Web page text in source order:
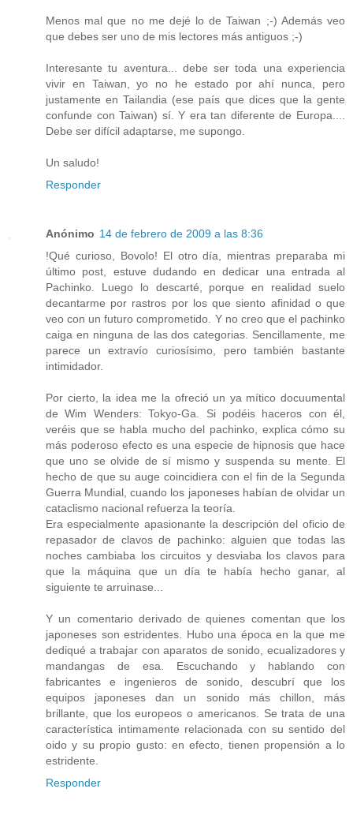
Menos mal que no me dejé lo de Taiwan ;-) Además veo
que debes ser uno de mis lectores más antiguos ;-)
Interesante tu aventura... debe ser toda una experiencia
vivir en Taiwan, yo no he estado por ahí nunca, pero
justamente en Tailandia (ese país que dices que la gente
confunde con Taiwan) sí. Y era tan diferente de Europa....
Debe ser difícil adaptarse, me supongo.
Un saludo!
Responder
Anónimo 14 de febrero de 2009 a las 8:36
!Qué curioso, Bovolo! El otro día, mientras preparaba mi
último post, estuve dudando en dedicar una entrada al
Pachinko. Luego lo descarté, porque en realidad suelo
decantarme por rastros por los que siento afinidad o que
veo con un futuro comprometido. Y no creo que el pachinko
caiga en ninguna de las dos categorias. Sencillamente, me
parece un extravío curiosísimo, pero también bastante
intimidador.
Por cierto, la idea me la ofreció un ya mítico docuumental
de Wim Wenders: Tokyo-Ga. Si podéis haceros con él,
veréis que se habla mucho del pachinko, explica cómo su
más poderoso efecto es una especie de hipnosis que hace
que uno se olvide de sí mismo y suspenda su mente. El
hecho de que su auge coincidiera con el fin de la Segunda
Guerra Mundial, cuando los japoneses habían de olvidar un
cataclismo nacional refuerza la teoría.
Era especialmente apasionante la descripción del oficio de
repasador de clavos de pachinko: alguien que todas las
noches cambiaba los circuitos y desviaba los clavos para
que la máquina que un día te había hecho ganar, al
siguiente te arruinase...
Y un comentario derivado de quienes comentan que los
japoneses son estridentes. Hubo una época en la que me
dediqué a trabajar con aparatos de sonido, ecualizadores y
mandangas de esa. Escuchando y hablando con
fabricantes e ingenieros de sonido, descubrí que los
equipos japoneses dan un sonido más chillon, más
brillante, que los europeos o americanos. Se trata de una
característica intimamente relacionada con su sentido del
oido y su propio gusto: en efecto, tienen propensión a lo
estridente.
Responder